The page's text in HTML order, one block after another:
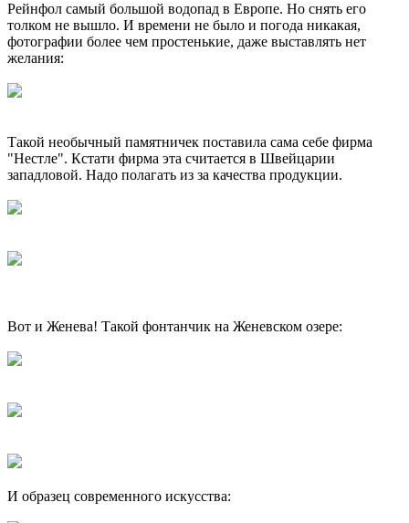
Рейнфол самый большой водопад в Европе. Но снять его
толком не вышло. И времени не было и погода никакая,
фотографии более чем простенькие, даже выставлять нет
желания:
Такой необычный памятничек поставила сама себе фирма
"Нестле". Кстати фирма эта считается в Швейцарии
западловой. Надо полагать из за качества продукции.
Вот и Женева! Такой фонтанчик на Женевском озере:
И образец современного искусства: